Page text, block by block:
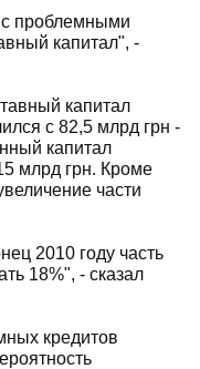
проблемными
капитал", -
капитал
с 82,5 млрд грн -
капитал
млрд грн. Кроме
части
2010 году часть
18%", - сказал
кредитов